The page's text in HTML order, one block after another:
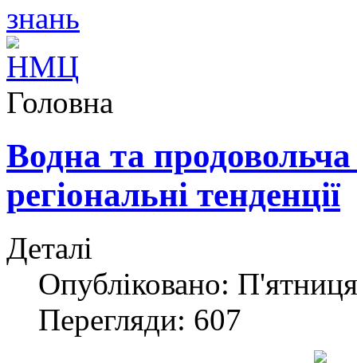
Головна
Водна та продовольча
регіональні тенденції
Деталі
Опубліковано:
Перегляди: 607